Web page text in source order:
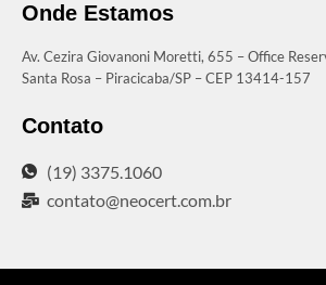
Onde Estamos
Av. Cezira Giovanoni Moretti, 655 – Office
Santa Rosa – Piracicaba/SP – CEP 13414-157
Contato
(19) 3375.1060
contato@neocert.com.br